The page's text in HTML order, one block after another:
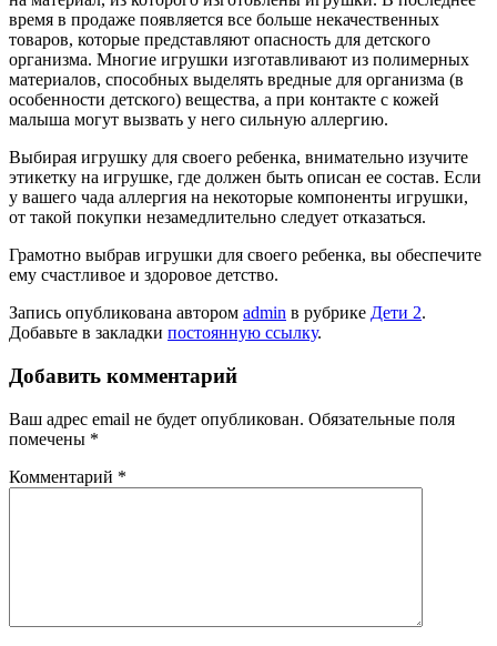
время в продаже появляется все больше некачественных
товаров, которые представляют опасность для детского
организма. Многие игрушки изготавливают из полимерных
материалов, способных выделять вредные для организма (в
особенности детского) вещества, а при контакте с кожей
малыша могут вызвать у него сильную аллергию.
Выбирая игрушку для своего ребенка, внимательно изучите
этикетку на игрушке, где должен быть описан ее состав. Если
у вашего чада аллергия на некоторые компоненты игрушки,
от такой покупки незамедлительно следует отказаться.
Грамотно выбрав игрушки для своего ребенка, вы обеспечите
ему счастливое и здоровое детство.
Запись опубликована автором admin в рубрике Дети 2.
Добавьте в закладки постоянную ссылку.
Добавить комментарий
Ваш адрес email не будет опубликован. Обязательные поля
помечены *
Комментарий *